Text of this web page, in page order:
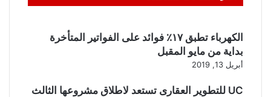
الكهرباء تطبق ١٧٪ فوائد على الفواتير المتأخرة
بداية من مايو المقبل
أبريل 13, 2019
UC للتطوير العقارى تستعد لاطلاق مشروعها الثالث